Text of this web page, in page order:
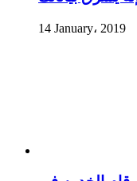
14 January، 2019